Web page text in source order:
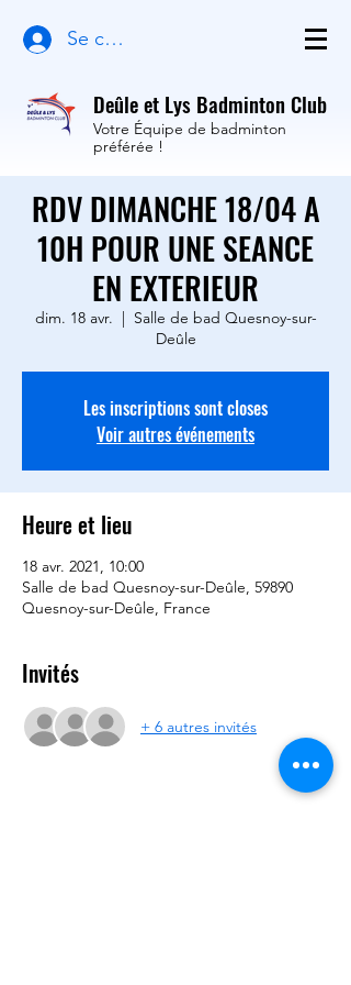
Se connecter
Deûle et Lys Badminton Club
Votre Équipe de badminton
préférée !
RDV DIMANCHE 18/04 A
10H POUR UNE SEANCE
EN EXTERIEUR
dim. 18 avr.
  |
Salle de bad Quesnoy-sur-
Deûle
Les inscriptions sont closes
Voir autres événements
Heure et lieu
18 avr. 2021, 10:00
Salle de bad Quesnoy-sur-Deûle, 59890
Quesnoy-sur-Deûle, France
Invités
+ 6 autres invités